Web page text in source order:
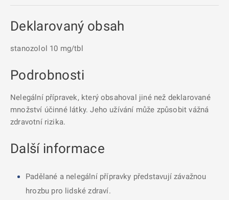
Deklarovaný obsah
stanozolol 10 mg/tbl
Podrobnosti
Nelegální přípravek, který obsahoval jiné než deklarované
množství účinné látky. Jeho užívání může způsobit vážná
zdravotní rizika.
Další informace
Padělané a nelegální přípravky představují závažnou
hrozbu pro lidské zdraví.